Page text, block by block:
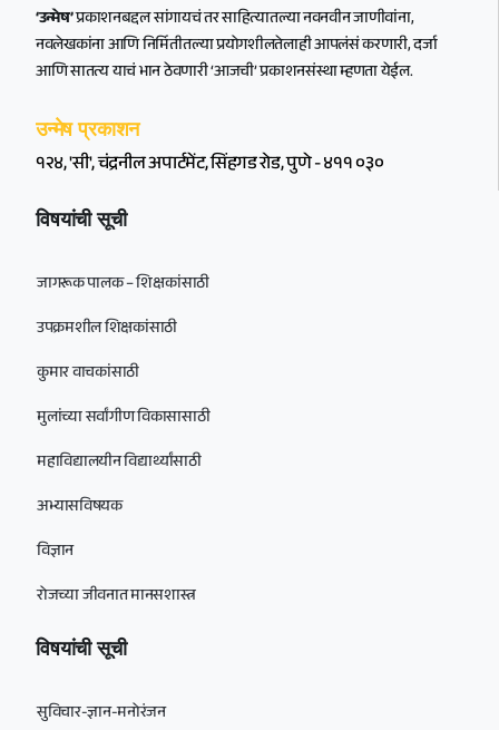
‘उन्मेष’प्रकाशनबद्दल सांगायचं तर साहित्यातल्या नवनवीन जाणीवांना,
नवलेखकांना आणि निर्मितीतल्या प्रयोगशीलतेलाही आपलंसं करणारी, दर्जा
आणि सातत्य याचं भान ठेवणारी ‘आजची’ प्रकाशनसंस्था म्हणता येईल.
उन्मेष प्रकाशन
१२४, 'सी', चंद्रनील अपार्टमेंट, सिंहगड रोड, पुणे - ४११ ०३०
विषयांची सूची
जागरूक पालक – शिक्षकांसाठी
उपक्रमशील शिक्षकांसाठी
कुमार वाचकांसाठी
मुलांच्या सर्वांगीण विकासासाठी
महाविद्यालयीन विद्यार्थ्यांसाठी
अभ्यासविषयक
विज्ञान
रोजच्या जीवनात मानसशास्त्र
विषयांची सूची
सुविचार-ज्ञान-मनोरंजन